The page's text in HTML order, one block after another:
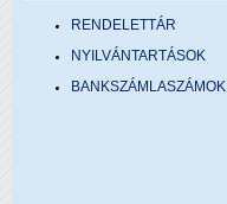
RENDELETTÁR
NYILVÁNTARTÁSOK
BANKSZÁMLASZÁMOK